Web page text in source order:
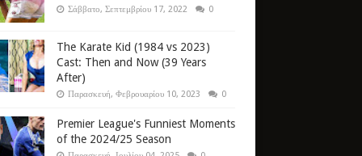
Σάββατο, Σεπτεμβρίου 17, 2022 0
The Karate Kid (1984 vs 2023)
Cast: Then and Now (39 Years
After)
Παρασκευή, Φεβρουαρίου 10, 2023 0
Premier League's Funniest Moments
of the 2024/25 Season